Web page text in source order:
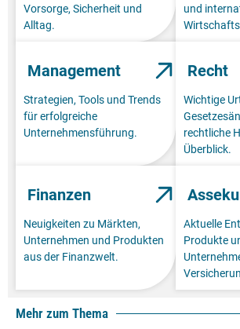
Vorsorge, Sicherheit und
Alltag.
und
Management
Strategien, Tools und Trends
für erfolgreiche
Unternehmensführung.
Recht
Wichtige
rechtliche
Überblick.
Finanzen
Neuigkeiten zu Märkten,
Unternehmen und Produkten
aus der Finanzwelt.
Aktuelle
Produkte
Mehr zum Thema